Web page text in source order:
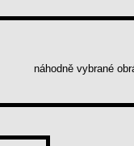
náhodně vybrané